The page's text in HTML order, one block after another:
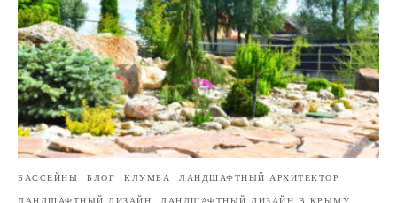
БАССЕЙНЫ БЛОГ КЛУМБА ЛАНДШАФТНЫЙ АРХИТЕКТОР
ЛАНДШАФТНЫЙ ДИЗАЙН ЛАНДШАФТНЫЙ ДИЗАЙН В КРЫМУ